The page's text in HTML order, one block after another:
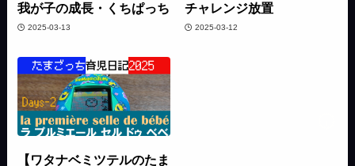
我が子の成長・くちぱっち
2025-03-13
チャレンジ放置
2025-03-12
【ワタナベミツテルのたま